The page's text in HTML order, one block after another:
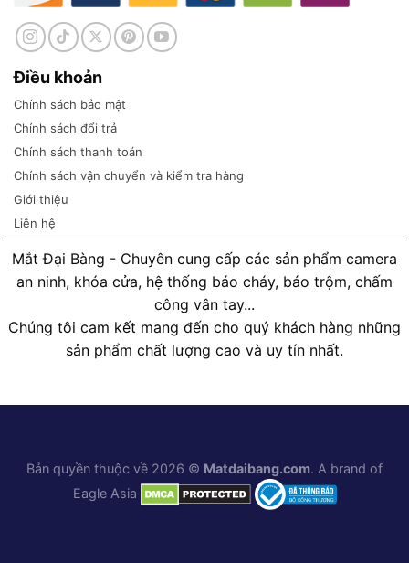
Điều khoản
Chính sách bảo mật
Chính sách đổi trả
Chính sách thanh toán
Chính sách vận chuyển và kiểm tra hàng
Giới thiệu
Liên hệ
Mắt Đại Bàng - Chuyên cung cấp các sản phẩm camera
an ninh, khóa cửa, hệ thống báo cháy, báo trộm, chấm
công vân tay...
Chúng tôi cam kết mang đến cho quý khách hàng những
sản phẩm chất lượng cao và uy tín nhất.
Bản quyền thuộc về 2026 © Matdaibang.com. A brand of
Eagle Asia